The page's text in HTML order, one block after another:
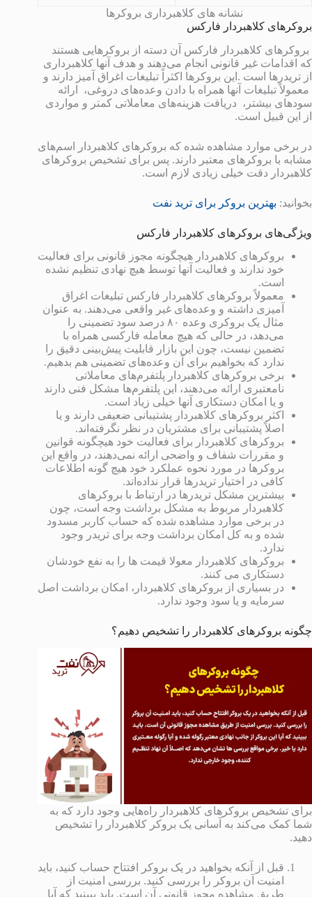
نشانه های کلاهبرداری بروکرها
بروکرهای کلاهبردار فارکس
بروکرهای کلاهبردار فارکس آن دسته از بروکرهایی هستند
که اقدامات غیر قانونی انجام می‌دهند و هدف آنها کلاهبرداری
از تریدرها است .این بروکرها اکثراً تبلیغات اغراق آمیز دارند و
معمولاً تبلیغات آنها همراه با دادن وعده‌های دروغی، ارائه
سودهای بیشتر، دریافت هزینه‌های معاملاتی کمتر و مواردی
از این قبیل است.
در برخی موارد مشاهده شده که بروکرهای کلاهبردار اسم‌های
مشابه با بروکرهای معتبر دارند. پس برای تشخیص بروکرهای
کلاهبردار دقت خیلی زیادی لازم است.
بخوانید: بهترین بروکر برای ترید نفت
ویژگی‌های بروکرهای کلاهبردار فارکس
بروکرهای کلاهبردار هیچگونه مجوز قانونی برای فعالیت
خود ندارند و فعالیت آنها توسط هیچ نهادی تنظیم نشده
است.
معمولاً بروکرهای کلاهبردار فارکس تبلیغات اغراق
آمیزی داشته و وعده‌های غیر واقعی می‌دهند. به عنوان
مثال یک بروکری وعده ۸۰ درصد سود تضمینی را
می‌دهد، در حالی که هیچ معامله فارکسی همراه با
تضمین نیست، چون این بازار قابلیت پیش‌بینی دقیق را
ندارد که بخواهیم برای آن وعده‌های تضمینی هم بدهیم.
برخی بروکرهای کلاهبردار پلتفرم‌های معاملاتی
نامعتبری ارائه می‌دهند، این پلتفرم‌ها مشکل فنی دارند
و یا امکان دستکاری آنها خیلی زیاد است.
اکثر بروکرهای کلاهبردار پشتیبانی ضعیفی دارند و یا
اصلاً پشتیبانی برای مشتریان در نظر نگرفته‌اند.
بروکرهای کلاهبردار برای فعالیت خود هیچگونه قوانین
و مقررات شفاف و واضحی ارائه نمی‌دهند، در واقع این
بروکرها در مورد نحوه عملکرد خود هیچ گونه اطلاعات
کافی در اختیار تریدرها قرار نداده‌اند.
بیشترین مشکل تریدرها در ارتباط با بروکرهای
کلاهبردار مربوط به مشکل برداشت وجه است، چون
در برخی موارد مشاهده شده که حساب کاربر مسدود
شده و به کل امکان برداشت وجه برای تریدر وجود
ندارد.
بروکرهای کلاهبردار معولا قیمت ها را به نفع خودشان
دستکاری می کنند.
در بسیاری از بروکرهای کلاهبردار، امکان برداشت اصل
سرمایه و یا سود وجود ندارد.
چگونه بروکرهای کلاهبردار را تشخیص دهیم؟
برای تشخیص بروکرهای کلاهبردار راه‌هایی وجود دارد که به
شما کمک می‌کند به آسانی یک بروکر کلاهبردار را تشخیص
دهید.
قبل از آنکه بخواهید در یک بروکر افتتاح حساب کنید، باید
امنیت آن بروکر را بررسی کنید. بررسی امنیت از
طریق مشاهده مجوز قانونی آن است. باید ببینید که آیا